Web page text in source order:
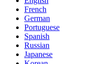
French
German
Portuguese
Spanish
Russian
Japanese